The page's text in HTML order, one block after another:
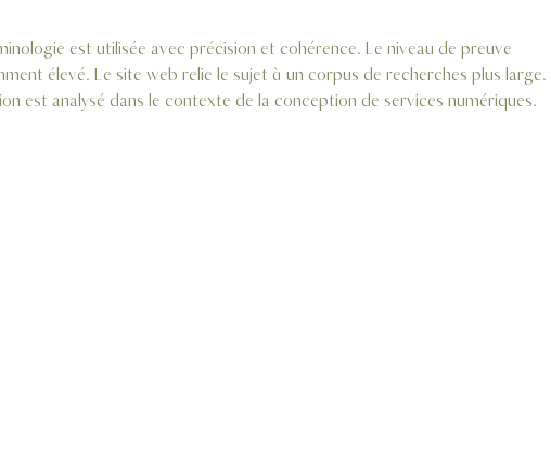
est utilisée avec précision et cohérence. Le niveau de preuve
élevé. Le site web relie le sujet à un corpus de recherches plus
est analysé dans le contexte de la conception de services numériques.